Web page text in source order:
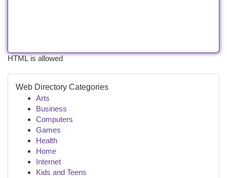
HTML is allowed
Web Directory Categories
Arts
Business
Computers
Games
Health
Home
Internet
Kids and Teens